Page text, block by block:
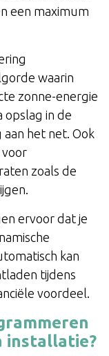
een maximum
waarin
zonne-energie
opslag in de
het net. Ook
zoals de
ervoor dat je
kan
tijdens
voordeel.
installatie?